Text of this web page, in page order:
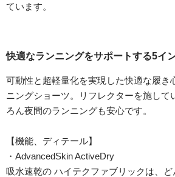
ています。
快適なランニングをサポートする5イ
可動性と超軽量化を実現した快適な履き
ニングショーツ。リフレクターを施して
ろん夜間のランニングも安心です。
【機能、ディテール】
・AdvancedSkin ActiveDry
吸水速乾の ハイテクファブリックは、